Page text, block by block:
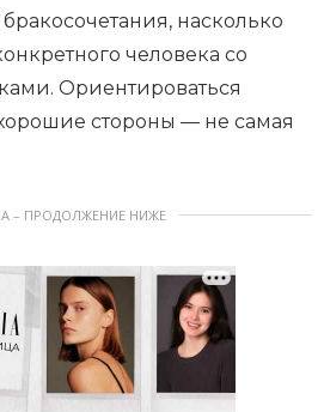
насколько
человека со
Ориентироваться
стороны — не самая
– ПРОДОЛЖЕНИЕ НИЖЕ